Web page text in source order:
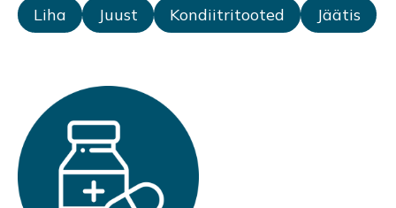
Liha Juust Kondiitritooted Jäätis